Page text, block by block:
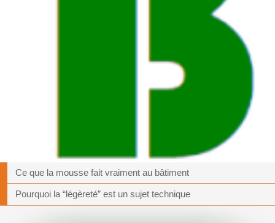
Ce que la mousse fait vraiment au bâtiment
Pourquoi la “légèreté” est un sujet technique